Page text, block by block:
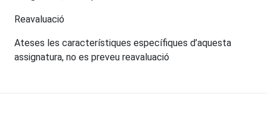
Reavaluació
Ateses les característiques específiques d’aquesta
assignatura, no es preveu reavaluació